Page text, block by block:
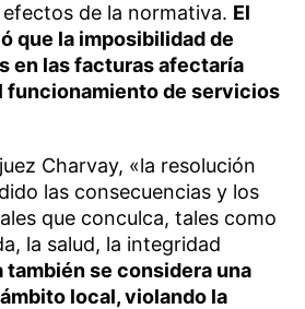
de la normativa. El
que la imposibilidad de
en las facturas afectaría
funcionamiento de servicios
Charvay, «la resolución
las consecuencias y los
que conculca, tales como
la salud, la integridad
también se considera una
local, violando la